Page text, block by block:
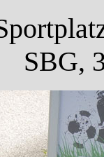
SBG,